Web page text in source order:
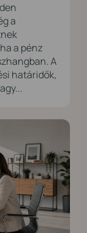
a
a pénz
A
határidők,